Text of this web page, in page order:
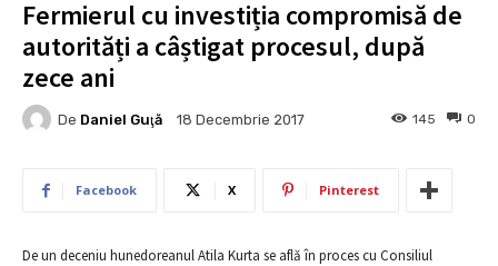
Fermierul cu investiția compromisă de
autorități a câștigat procesul, după
zece ani
De Daniel Guţă 18 Decembrie 2017 0
145
Facebook X Pinterest
De un deceniu hunedoreanul Atila Kurta se află în proces cu Consiliul